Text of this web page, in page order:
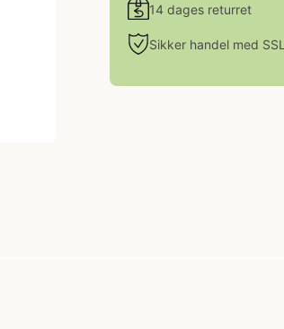
14 dages returret
Sikker handel med SSL